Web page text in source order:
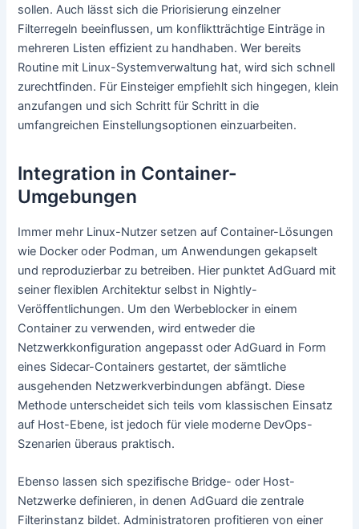
sollen. Auch lässt sich die Priorisierung einzelner
Filterregeln beeinflussen, um konfliktträchtige Einträge in
mehreren Listen effizient zu handhaben. Wer bereits
Routine mit Linux-Systemverwaltung hat, wird sich schnell
zurechtfinden. Für Einsteiger empfiehlt sich hingegen, klein
anzufangen und sich Schritt für Schritt in die
umfangreichen Einstellungsoptionen einzuarbeiten.
Integration in Container-
Umgebungen
Immer mehr Linux-Nutzer setzen auf Container-Lösungen
wie Docker oder Podman, um Anwendungen gekapselt
und reproduzierbar zu betreiben. Hier punktet AdGuard mit
seiner flexiblen Architektur selbst in Nightly-
Veröffentlichungen. Um den Werbeblocker in einem
Container zu verwenden, wird entweder die
Netzwerkkonfiguration angepasst oder AdGuard in Form
eines Sidecar-Containers gestartet, der sämtliche
ausgehenden Netzwerkverbindungen abfängt. Diese
Methode unterscheidet sich teils vom klassischen Einsatz
auf Host-Ebene, ist jedoch für viele moderne DevOps-
Szenarien überaus praktisch.
Ebenso lassen sich spezifische Bridge- oder Host-
Netzwerke definieren, in denen AdGuard die zentrale
Filterinstanz bildet. Administratoren profitieren von einer